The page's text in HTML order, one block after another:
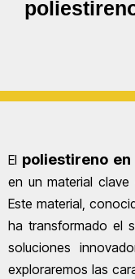
El poliestireno
en un material clave
Este material,
ha transformado el
soluciones
exploraremos las